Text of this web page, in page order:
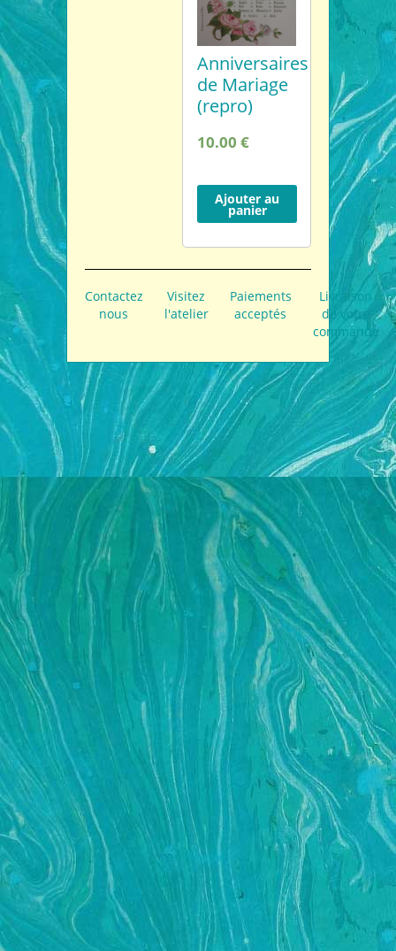
Anniversaires
de Mariage
(repro)
10.00 €
Ajouter au
panier
Contactez
nous
Visitez
l'atelier
Paiements
acceptés
Livraison
de votre
commande